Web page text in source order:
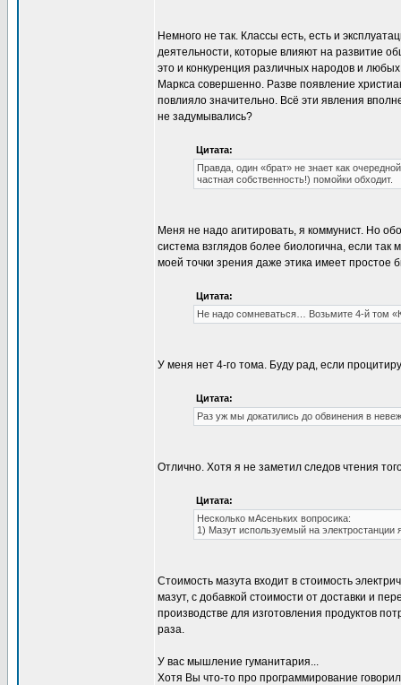
Немного не так. Классы есть, есть и
деятельности, которые влияют на развитие
это и конкуренция различных народов и
Маркса совершенно. Разве появление
повлияло значительно. Всё эти явления
не задумывались?
Цитата:
Правда, один «брат» не знает как
частная собственность!) помойки обходит.
Меня не надо агитировать, я коммунист. Но
система взглядов более биологична, если
моей точки зрения даже этика имеет простое
Цитата:
Не надо сомневаться… Возьмите 4-й том
У меня нет 4-го тома. Буду рад, если
Цитата:
Раз уж мы докатились до обвинения в
Отлично. Хотя я не заметил следов чтения
Цитата:
Несколько мАсеньких вопросика:
1) Мазут используемый на электростанции
Стоимость мазута входит в стоимость
мазут, с добавкой стоимости от доставки и
производстве для изготовления продуктов
раза.
У вас мышление гуманитария...
Хотя Вы что-то про программирование